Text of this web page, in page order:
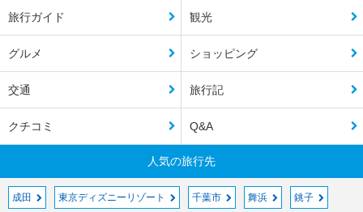
旅行ガイド 観光
グルメ ショッピング
交通 旅行記
クチコミ Q&A
人気の旅行先
成田 東京ディズニーリゾート 千葉市 舞浜 銚子